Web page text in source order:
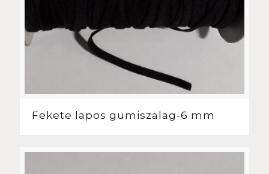
Fekete lapos gumiszalag-6 mm